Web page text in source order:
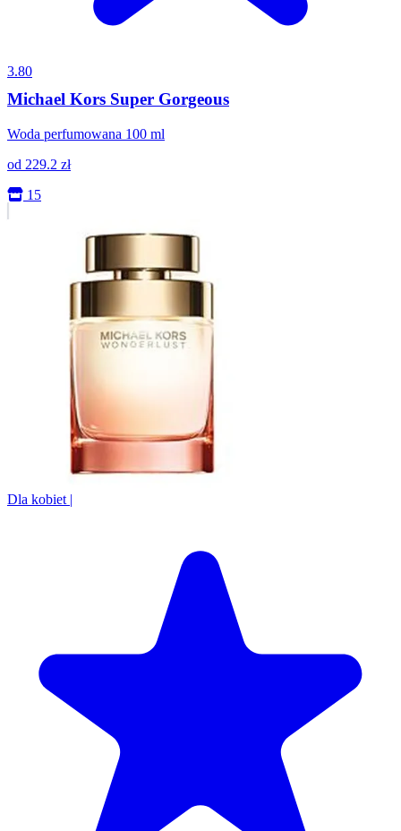
3.80
Michael Kors Super Gorgeous
Woda perfumowana 100 ml
od 229.2 zł
15
Dla kobiet |